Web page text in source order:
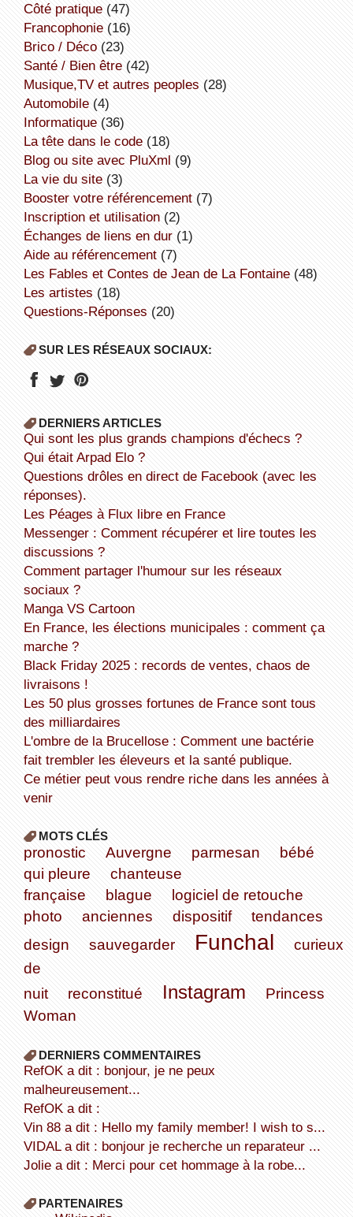
côté pratique(47)
Francophonie(16)
Brico / Déco(23)
Santé / Bien être(42)
Musique,TV et autres peoples (28)
Automobile(4)
informatique(36)
la tête dans le code(18)
Blog ou site avec PluXml (9)
la vie du site(3)
booster votre référencement(7)
inscription et utilisation(2)
échanges de liens en dur(1)
aide au référencement(7)
Les Fables et Contes de Jean de La Fontaine(48)
Les artistes (18)
Questions-Réponses (20)
SUR LES RÉSEAUX SOCIAUX:
DERNIERS ARTICLES
Qui sont les plus grands champions d'échecs ?
Qui était Arpad Elo ?
Questions drôles en direct de Facebook (avec les
réponses).
Les Péages à Flux libre en France
Messenger : Comment récupérer et lire toutes les
discussions ?
Comment partager l'humour sur les réseaux
sociaux ?
Manga VS Cartoon
En France, les élections municipales : comment ça
marche ?
Black Friday 2025 : records de ventes, chaos de
livraisons !
Les 50 plus grosses fortunes de France sont tous
des milliardaires
L'ombre de la Brucellose : Comment une bactérie
fait trembler les éleveurs et la santé publique.
Ce métier peut vous rendre riche dans les années à
venir
MOTS CLÉS
pronostic Auvergne parmesan
bébé
qui pleure
chanteuse
française
blague
logiciel de retouche
photo
anciennes dispositif
tendances
design
sauvegarder Funchal
curieux
de
nuit
reconstitué Instagram
Princess
Woman
DERNIERS COMMENTAIRES
refOK a dit : bonjour, je ne peux
malheureusement...
refOK a dit :
Vin 88 a dit : Hello my family member! I wish to s...
VIDAL a dit : bonjour je recherche un reparateur ...
Jolie a dit : Merci pour cet hommage à la robe...
PARTENAIRES